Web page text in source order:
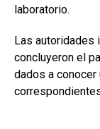
laboratorio.
Las autoridades
concluyeron el
dados a